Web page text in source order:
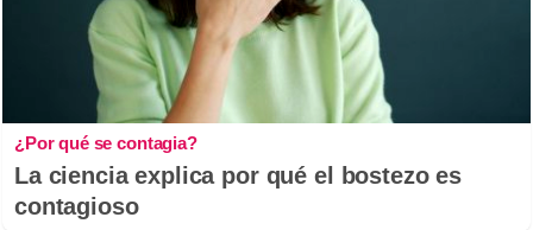
¿Por qué se contagia?
La ciencia explica por qué el bostezo es
contagioso